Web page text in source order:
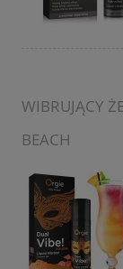
WIBRUJĄCY
BEACH